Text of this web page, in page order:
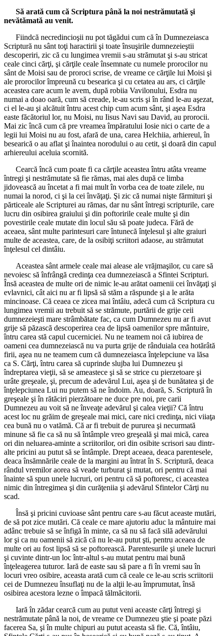
Să arată cum că Scriptura până la noi nestrămutată şi
nevătămată au venit.
Fiindcă necredincioşii nu pot tăgădui cum că în Dumnezeiasca
Scriptură nu sânt toţi haractirii şi toate însuşirile dumnezeieştii
descoperiri, zic că cu lungimea vremii s-au strămutat şi s-au stricat
ceale cinci cărţi, şi cărţile ceale însemnate cu numele prorocilor nu
sânt de Moisi sau de proroci scrise, de vreame ce cărţile lui Moisi şi
ale prorocilor împreună cu besearica şi cu cetatea au ars, ci cărţile
aceastea care acum le avem, după robiia Vavilonului, Esdra nu
numai a doao oară, cum să creade, le-au scris şi în rând le-au aşezat,
ci el le-au şi alcătuit întru acest chip cum acum sânt, şi aşea Esdra
easte făcătoriul lor, nu Moisi, nu Iisus Navi sau David, au prorocii.
Mai zic încă cum că pre vreamea împăratului Iosie nici o carte de a
legii lui Moisi nu au fost, afară de una, carea Helchiia, arhiereul, în
besearică o au aflat şi înaintea norodului o au cetit, şi doară din capul
arhiereului aceluia scornită.
Cearcă încă cum poate fi ca cărţile aceastea întru atâta vreame
întregi şi nestrămutate să fie rămas, mai ales după ce limba
jidovească au încetat a fi mai mult în vorba cea de toate zilele, nu
numai la norod, ci şi la cei învăţaţi. Şi zic că numai nişte fărmituri şi
părticeale ale Scripturei au rămas, dar nu sânt întregi scripturile, care
lucru din osibirea graiului şi din poftoririle ceale multe şi din
povestirile ceale mutate din locul său să poate judeca. Fără de
aceaea, sânt multe parintesuri care întunecă înţelesul şi alte graiuri
multe de aceastea, care, de la osibiţi scriitori adaose, au strămutat
înţelesul cel dintâiu.
Aceastea sânt armele ceale mai alease ale vrăjmaşilor, cu care să
nevoiesc să înfrângă credinţa cea dumnezeiască a Sfintei Scripturi.
Însă aceastea de multe ori de nimic le-au arătat oamenii cei învăţaţi şi
evlavnici, cât aici nu ar fi lipsă să stăm a răspunde şi a le arăta
mincinoase. Că ceaea ce zicea mai întâiu, adecă cum că Scriptura cu
lungimea vremii au trebuit să se strămute, purtării de grije ceii
dumnezeieşti mare strâmbătate fac, ca cum Dumnezeu nu ar fi avut
grije să păzască descoperirea cea de lipsă oamenilor spre mântuire,
întru carea stă capul cucerniciei. Nu ne teamem noi că iubirea de
oameni cea dumnezeiască nu va purta grije de rânduiala cea hotărâtă
firii, aşea nu ne teamem cum că dumnezeiasca înţelepciune va lăsa
ca S. Cărţi, întru carea să cuprinde slujba lui Dumnezeu şi
îndreptarea vieţii, să se ameastece şi să se strice cu pierzetoare şi
urâte greşeale, şi, precum de adevărul Lui, aşea şi de bunătatea şi de
înţelepciunea Lui nu putem să ne îndoim. Au, doară, S. Scriptură în
greşeale şi în rătăciri pierzătoare ne duce pre noi, pre carii
Dumnezeu au voit să ne înveaţe adevărul şi calea vieţii? Că întru
acest loc nu grăim de greşeale mai mici, care nici credinţa, nici viiaţa
cea bună nu o vatămă. Că ar fi trebuit de pururea şi necurmată
minune să fie ca să nu să întâmple vreo greşeală şi mai mică, carea
ori din neluarea-aminte a scriitorilor, ori din osibite scrisori sau dintr-
alte pricini au putut să se întâmple. Drept aceaea, deaca parentesele,
deaca însămnările ceale de la margini au întrat în S. Scriptură, deaca
rândul vremilor aorea să veade turburat şi mutat, ori pentru că mai
înainte să spun unele lucruri, ori pentru că să poftoresc, ci aceastea
nimic din întregimea şi din curăţeniia şi adevărul Sfintelor Cărţi nu
scad.
Însă şi pricini cuvioase sânt pentru care s-au făcut aceaste mutări,
de să pot zice mutări. Că ceale ce mare ajutoriu aduc la mântuire mai
adânc trebuie să se înfigă în minte, ca să nu să facă silă adevărului
lor şi ca nu oamenii să zică că nu le-au putut şti, pentru aceaea de
multe ori au fost lipsă să se poftorească. Parentesurile şi unele lucruri
şi cuvinte dintr-un loc într-altul s-au mutat pentru mai bună
înţeleagerea tuturor. Iară de easte sau să pare a fi în vremi sau în
locuri vreo osibire, aceasta arată cum că ceale ce le-au scris scriitorii
cei de Dumnezeu însuflaţi nu de la alţii le-au împrumutat, însă
osibirea acestora lezne o împacă tălmăcitorii.
Iară în zădar cearcă cum au putut veni aceaste cărţi întregi şi
nestrămutate până la noi, de vreame ce Dumnezeu ştie şi poate păzi
facerea Sa, şi în multe chipuri au putut aceasta să fie. Că, întâiu,